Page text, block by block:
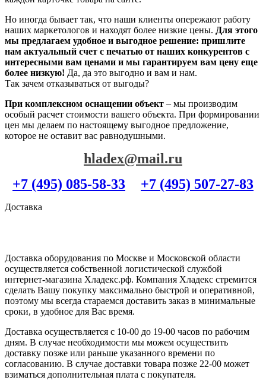
Но иногда бывает так, что наши клиенты опережают работу
наших маркетологов и находят более низкие цены. Для этого
мы предлагаем удобное и выгодное решение: пришлите
нам актуальный счет с печатью от наших конкурентов с
интересными вам ценами и мы гарантируем вам цену еще
более низкую! Да, да это выгодно и вам и нам.
Так зачем отказываться от выгоды?
При комплексном оснащении объект – мы производим
особый расчет стоимости вашего объекта. При формировании
цен мы делаем по настоящему выгодное предложение,
которое не оставит вас равнодушными.
hladex@mail.ru
+7 (495) 085-58-33
+7 (495) 507-27-83
Доставка
Доставка оборудования по Москве и Московской области
осуществляется собственной логистической службой
интернет-магазина Хладекс.рф. Компания Хладекс стремится
сделать Вашу покупку максимально быстрой и оперативной,
поэтому мы всегда стараемся доставить заказ в минимальные
сроки, в удобное для Вас время.
Доставка осуществляется с 10-00 до 19-00 часов по рабочим
дням. В случае необходимости мы можем осуществить
доставку позже или раньше указанного времени по
согласованию. В случае доставки товара позже 22-00 может
взиматься дополнительная плата с покупателя.